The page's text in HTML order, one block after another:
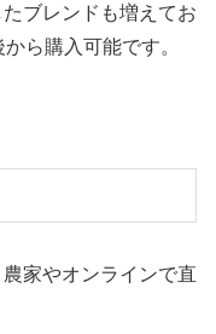
ブレンドも増えてお
ら購入可能です。
家やオンラインで直